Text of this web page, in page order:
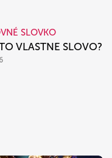
SLOVKO
VLASTNE SLOVO?